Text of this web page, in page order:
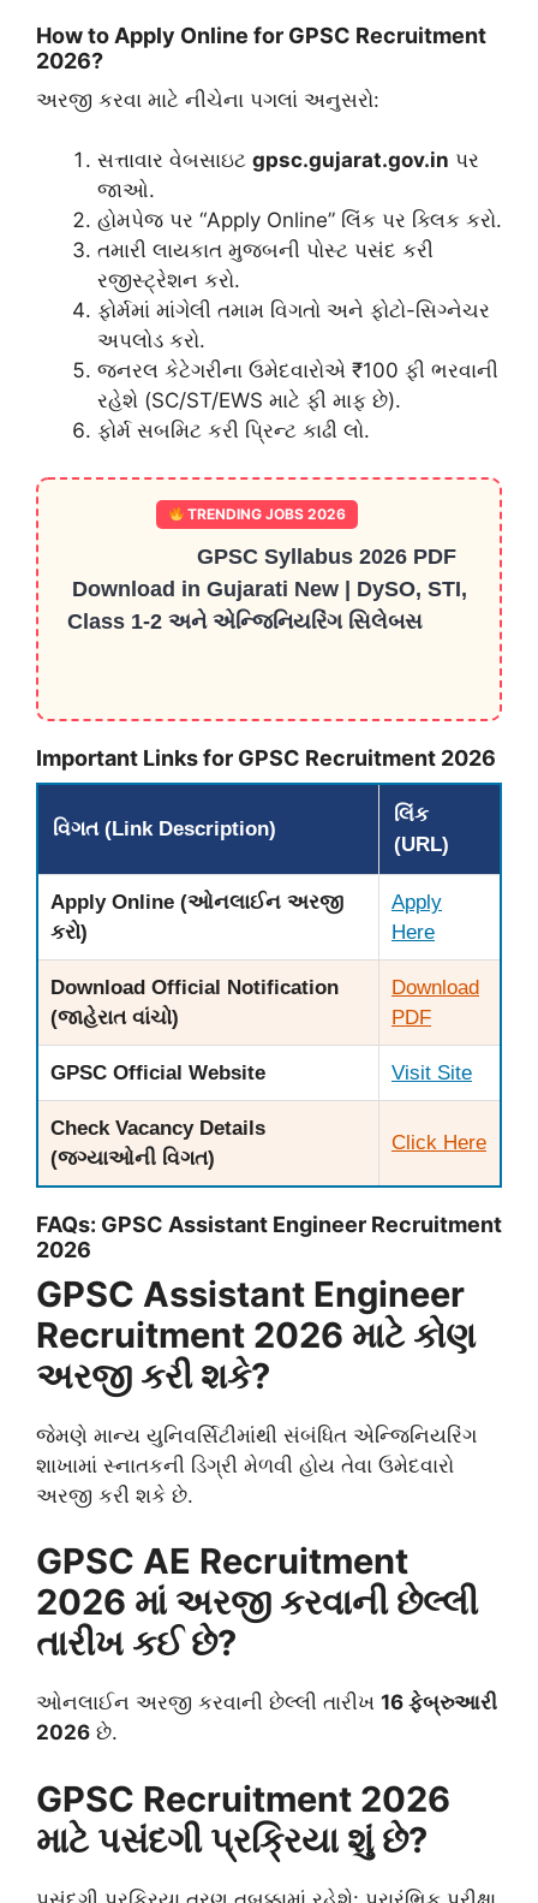
​How to Apply Online for GPSC Recruitment
2026?
​અરજી કરવા માટે નીચેના પગલાં અનુસરો:
​સત્તાવાર વેબસાઇટ gpsc.gujarat.gov.in પર
જાઓ.
​હોમપેજ પર “Apply Online” લિંક પર ક્લિક કરો.
​તમારી લાયકાત મુજબની પોસ્ટ પસંદ કરી
રજીસ્ટ્રેશન કરો.
​ફોર્મમાં માંગેલી તમામ વિગતો અને ફોટો-સિગ્નેચર
અપલોડ કરો.
​જનરલ કેટેગરીના ઉમેદવારોએ ₹100 ફી ભરવાની
રહેશે (SC/ST/EWS માટે ફી માફ છે).
​ફોર્મ સબમિટ કરી પ્રિન્ટ કાઢી લો.
TRENDING JOBS 2026
GPSC Syllabus 2026 PDF
Download in Gujarati New | DySO, STI,
Class 1-2 અને એન્જિનિયરિંગ સિલેબસ
Important Links for GPSC Recruitment 2026
વિગત (Link Description)
લિંક
(URL)
Apply Online (ઓનલાઈન અરજી
કરો)
Apply
Here
Download Official Notification
(જાહેરાત વાંચો)
Download
PDF
GPSC Official Website Visit Site
Check Vacancy Details
(જગ્યાઓની વિગત)
Click Here
​FAQs: GPSC Assistant Engineer Recruitment
2026
GPSC Assistant Engineer
Recruitment 2026 માટે કોણ
અરજી કરી શકે?
જેમણે માન્ય યુનિવર્સિટીમાંથી સંબંધિત એન્જિનિયરિંગ
શાખામાં સ્નાતકની ડિગ્રી મેળવી હોય તેવા ઉમેદવારો
અરજી કરી શકે છે.
GPSC AE Recruitment
2026 માં અરજી કરવાની છેલ્લી
તારીખ કઈ છે?
ઓનલાઈન અરજી કરવાની છેલ્લી તારીખ 16 ફેબ્રુઆરી
2026 છે.
GPSC Recruitment 2026
માટે પસંદગી પ્રક્રિયા શું છે?